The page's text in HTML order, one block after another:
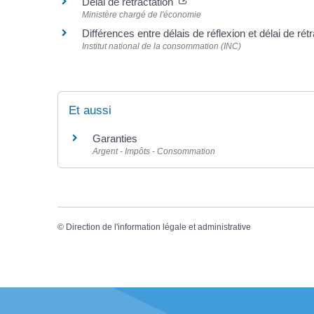
Ministère chargé de l'économie
Différences entre délais de réflexion et délai de
Institut national de la consommation (INC)
Et aussi
Garanties
Argent - Impôts - Consommation
© Direction de l'information légale et administrative